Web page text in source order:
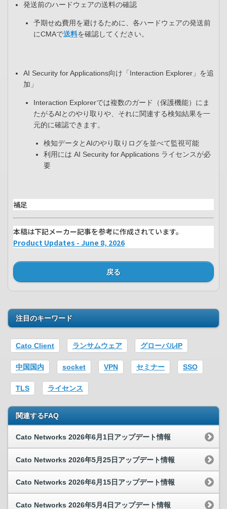
発送前のハードウェアの送料の確認​
予期せぬ費用を避けるために、各ハードウェアの発送前
にCMAで送料を確認してください。
AI Security for Applications向け「Interaction Explorer」を追
加​」
Interaction Explorerでは複数のガード（保護機能）にま
たがるAIとのやり取りや、それに関連する検知結果を一
元的に確認できます。
検知データとAIのやり取りログを並べて監視可能 ​
利用には AI Security for Applications ライセンスが必
要​
補足
本稿は下記メーカー記事を参考に作成されています。
Product Updates - June 8, 2026
戻る
注目のキーワード
Cato Client ランサムウェア グローバルIP
中国国内 socket VPN セミナー SSO
TLS ライセンス
関連するFAQ
Cato Networks 2026年6月1日アップデート情報
Cato Networks 2026年5月25日アップデート情報
Cato Networks 2026年6月15日アップデート情報
Cato Networks 2026年5月4日アップデート情報